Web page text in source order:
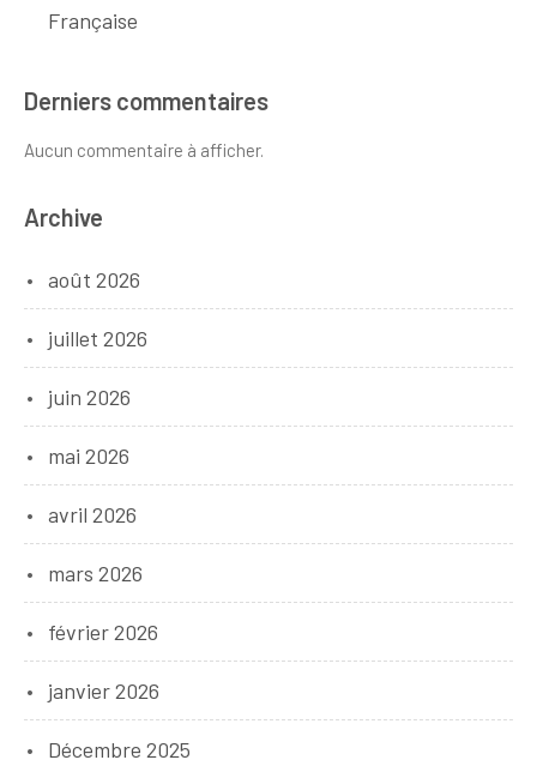
Française
Derniers commentaires
Aucun commentaire à afficher.
Archive
août 2026
juillet 2026
juin 2026
mai 2026
avril 2026
mars 2026
février 2026
janvier 2026
Décembre 2025